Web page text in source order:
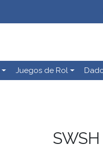
Juegos de Rol